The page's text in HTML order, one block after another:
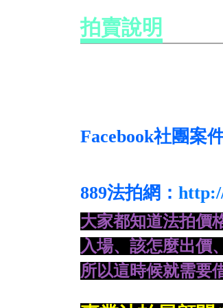
拍賣說明
Facebook社團案
889法拍網：
大家都知道法拍價
入場、 該怎麼出價
所以這時候就需要